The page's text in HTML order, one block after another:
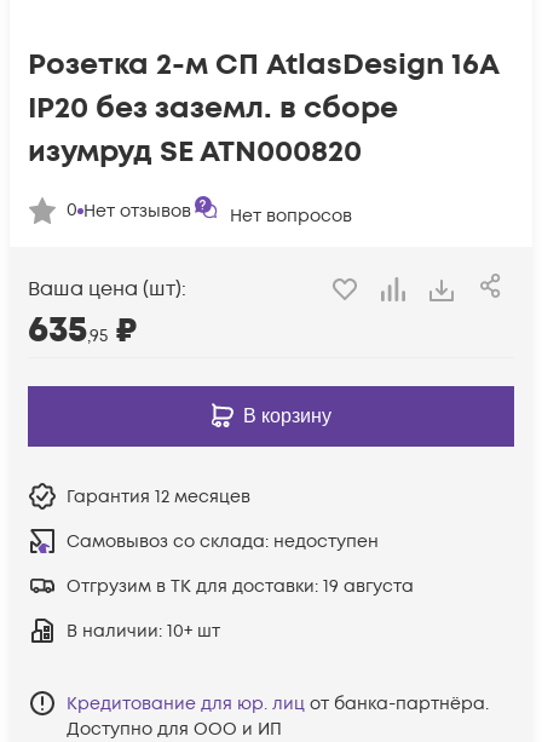
Розетка 2-м СП AtlasDesign 16А
IP20 без заземл. в сборе
изумруд SE ATN000820
0 Нет отзывов Нет вопросов
Ваша цена (шт):
635,95 ₽
В корзину
Гарантия 12 месяцев
Самовывоз со склада: недоступен
Отгрузим в ТК для доставки: 19 августа
В наличии: 10+ шт
Кредитование для юр. лиц от банка-партнёра.
Доступно для ООО и ИП